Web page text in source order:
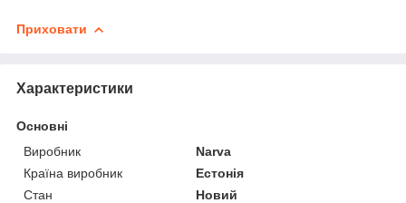
Приховати
Характеристики
Основні
Виробник
Narva
Країна виробник
Естонія
Стан
Новий